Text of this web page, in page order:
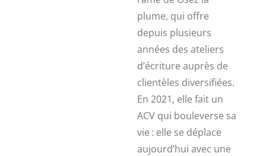
plume, qui offre
depuis plusieurs
années des ateliers
d’écriture auprès de
clientèles diversifiées.
En 2021, elle fait un
ACV qui bouleverse sa
vie : elle se déplace
aujourd’hui avec une